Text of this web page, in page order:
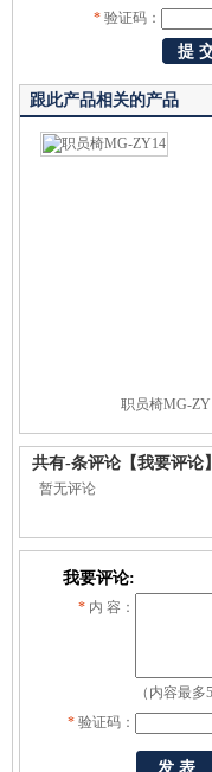
* 验证码：
跟此产品相关的产品
职员椅MG-
共有-条评论 【我要评论】
暂无评论
我要评论:
* 内 容：
（内容最多
* 验证码：